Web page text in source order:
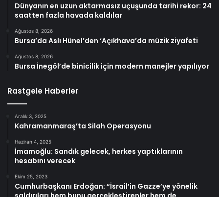
Dünyanın en uzun aktarmasız uçuşunda tarihi rekor: 24
saatten fazla havada kaldılar
Ağustos 8, 2026
Bursa’da Aslı Hünel’den ‘Açıkhava’da müzik ziyafeti
Ağustos 8, 2026
Bursa İnegöl’de binicilik için modern manejler yapılıyor
Rastgele Haberler
Aralık 3, 2025
Kahramanmaraş’ta Silah Operasyonu
Haziran 4, 2025
İmamoğlu: Sandık gelecek, herkes yaptıklarının
hesabını verecek
Ekim 25, 2023
Cumhurbaşkanı Erdoğan: “İsrail’in Gazze’ye yönelik